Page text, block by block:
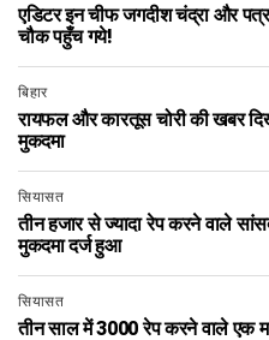
एडिटर इन चीफ जगदीश चंद्रा और
चौक पहुँच गये!
बिहार
रायफल और कारतूस चोरी की खबर
मुकदमा
सियासत
तीन हजार से ज्यादा रेप करने वाले
मुकदमा दर्ज हुआ
सियासत
तीन साल में 3000 रेप करने वाले एक